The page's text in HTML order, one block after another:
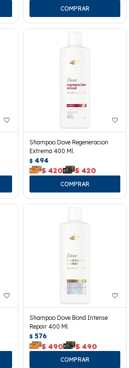
Shampoo Dove Regeneracion
Extrema 400 Ml.
$ 494
$ 420 $ 420
Shampoo Dove Bond Intense
Repair 400 Ml.
$ 576
$ 490 $ 490